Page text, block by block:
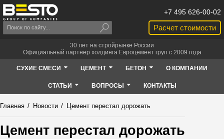
Расчет стоимости
+7 495 626-00-02
30 лет на стройрынке России
Официальный партнер холдинга Евроцемент груп с 2009 года
СУХИЕ СМЕСИ ЦЕМЕНТ БЕТОН О КОМПАНИИ
СТАТЬИ ВОПРОСЫ КОНТАКТЫ
Главная / Новости / Цемент перестал дорожать
Цемент перестал дорожать